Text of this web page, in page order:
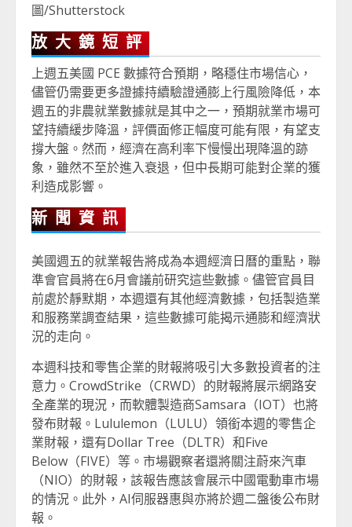
圖/Shutterstock
放大鏡短評
上週五美國 PCE 數據符合預期，略穩住市場信心，
儘管仍需要更多證據持續驗證通膨上行風險降低，本
週五的非農就業數據就是其中之一，預期就業市場可
望持續緩步降溫，評價面修正幅度可能有限，有望支
撐大盤。然而，經濟在高利率下慢慢出現降溫的跡
象，雖然不至於進入衰退，但中長期可能對企業的獲
利造成影響。
新聞資訊
美國週五的就業報告將成為本週經濟日曆的重點，聯
準會官員將在6月會議前研究這些數據。儘管官員目
前處於靜默期，本週還有其他經濟數據，包括製造業
和服務業調查結果，這些數據可能揭示通膨和經濟狀
況的走向。
本週科技和零售企業的財報將吸引大多數投資者的注
意力。CrowdStrike（CRWD）的財報將展示網路安
全產業的現況，而軟體製造商Samsara（IOT）也將
發布財報。Lululemon（LULU）領銜本週的零售企
業財報，還有Dollar Tree（DLTR）和Five
Below（FIVE）等。市場觀察者還將關注蔚來汽車
（NIO）的財報，該報告應該會展示中國電動車市場
的情況。此外，AI伺服器惠與亦將於週二盤後公布財
報。